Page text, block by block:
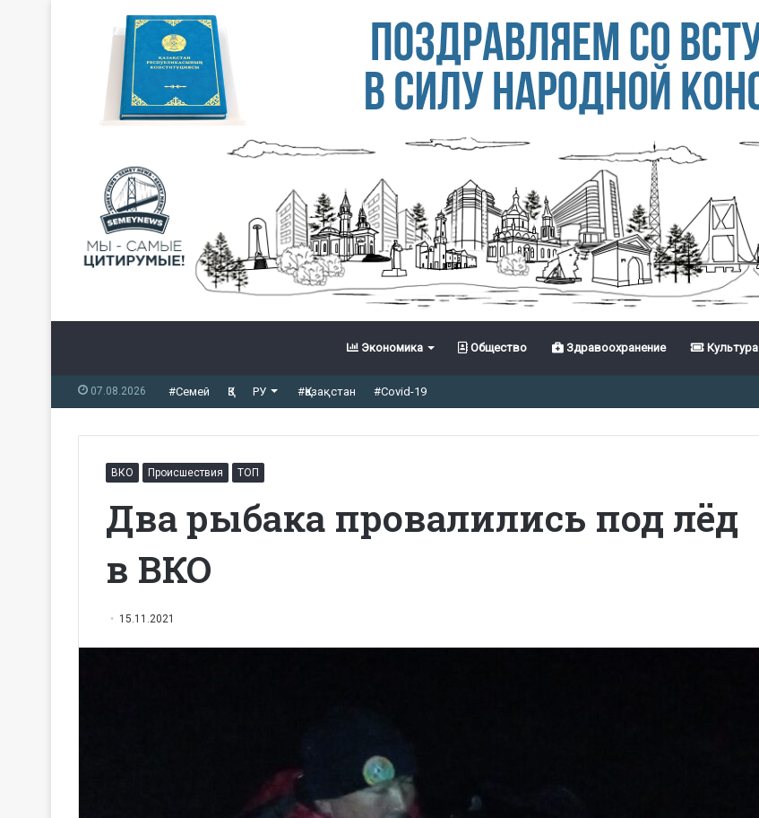
Экономика Общество Здравоохранение Культура
07.08.2026 #Семей ҚЗ РУ #Қазақстан #Covid-19
ВКО Происшествия ТОП
Два рыбака провалились под лёд
в ВКО
15.11.2021